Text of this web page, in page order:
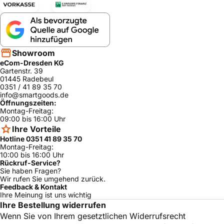
Showroom
eCom-Dresden KG
Gartenstr. 39
01445 Radebeul
0351 / 41 89 35 70
info@smartgoods.de
Öffnungszeiten:
Montag-Freitag:
09:00 bis 16:00 Uhr
Ihre Vorteile
Hotline 0351 41 89 35 70
Montag-Freitag:
10:00 bis 16:00 Uhr
Rückruf-Service?
Sie haben Fragen?
Wir rufen Sie umgehend zurück.
Feedback & Kontakt
Ihre Meinung ist uns wichtig
Ihre Bestellung widerrufen
Wenn Sie von Ihrem gesetztlichen Widerrufsrecht